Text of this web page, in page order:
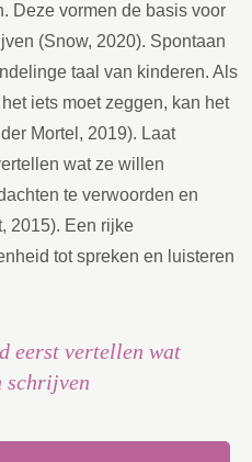
Deze vormen de basis voor
(Snow, 2020). Spontaan
taal van kinderen. Als
iets moet zeggen, kan het
Mortel, 2019). Laat
wat ze willen
te verwoorden en
2015). Een rijke
tot spreken en luisteren
eerst vertellen wat
schrijven